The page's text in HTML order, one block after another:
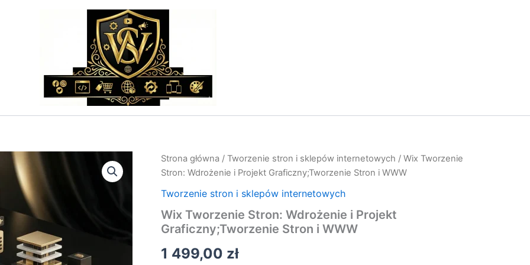
Strona główna / Tworzenie stron i sklepów internetowych / Wix Tworzenie
Stron: Wdrożenie i Projekt Graficzny;Tworzenie Stron i WWW
Tworzenie stron i sklepów internetowych
Wix Tworzenie Stron: Wdrożenie i Projekt
Graficzny;Tworzenie Stron i WWW
1 499,00 zł
ilość
Wix
Stron:
i
Projekt
Stron